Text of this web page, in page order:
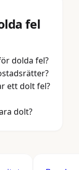
fel
dolda fel?
ett dolt fel?
dolt?